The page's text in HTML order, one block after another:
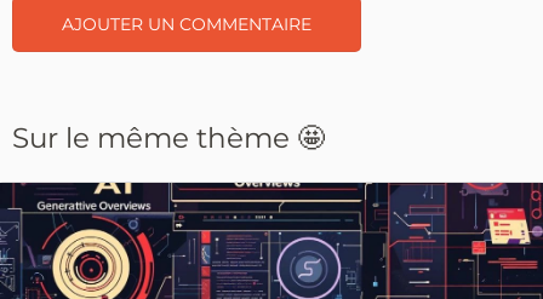
Sur le même thème 🤩